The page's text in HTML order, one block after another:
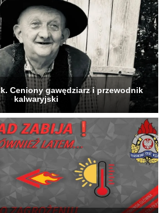
Ceniony gawędziarz i przewodnik
kalwaryjski